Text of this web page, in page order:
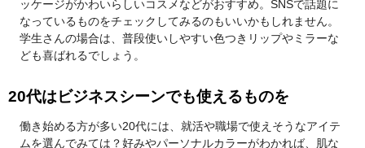
ッケージがかわいらしいコスメなどがおすすめ。SNSで話題に
なっているものをチェックしてみるのもいいかもしれません。
学生さんの場合は、普段使いしやすい色つきリップやミラーな
ども喜ばれるでしょう。
20代はビジネスシーンでも使えるものを
働き始める方が多い20代には、就活や職場で使えそうなアイテ
ムを選んでみては？好みやパーソナルカラーがわかれば、肌な